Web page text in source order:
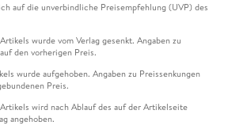
auf die unverbindliche Preisempfehlung (UVP) des
wurde vom Verlag gesenkt. Angaben zu
den vorherigen Preis.
wurde aufgehoben. Angaben zu Preissenkungen
Preis.
wird nach Ablauf des auf der Artikelseite
angehoben.